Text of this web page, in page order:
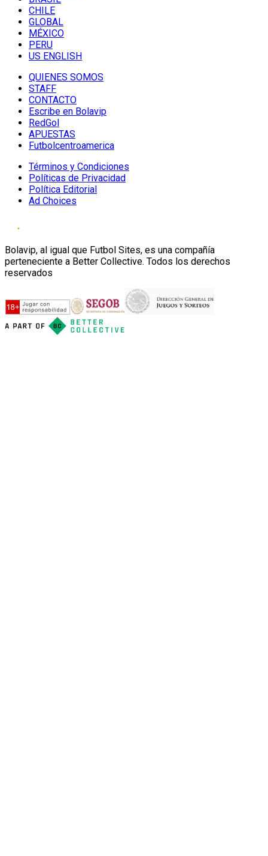
CHILE
GLOBAL
MÉXICO
PERU
US ENGLISH
QUIENES SOMOS
STAFF
CONTACTO
Escribe en Bolavip
RedGol
APUESTAS
Futbolcentroamerica
Términos y Condiciones
Políticas de Privacidad
Política Editorial
Ad Choices
Bolavip, al igual que Futbol Sites, es una compañía
perteneciente a Better Collective. Todos los derechos
reservados